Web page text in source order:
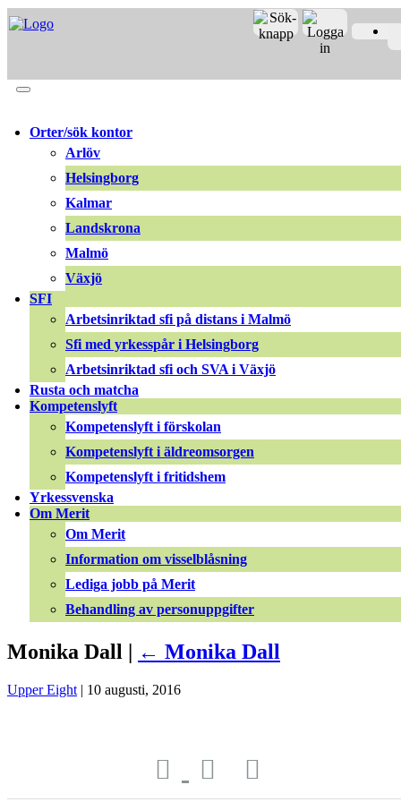
Fronter
Orter/sök kontor
Arlöv
Helsingborg
Kalmar
Landskrona
Malmö
Växjö
SFI
Arbetsinriktad sfi på distans i Malmö
Sfi med yrkesspår i Helsingborg
Arbetsinriktad sfi och SVA i Växjö
Rusta och matcha
Kompetenslyft
Kompetenslyft i förskolan
Kompetenslyft i äldreomsorgen
Kompetenslyft i fritidshem
Yrkessvenska
Om Merit
Om Merit
Information om visselblåsning
Lediga jobb på Merit
Behandling av personuppgifter
Monika Dall | ← Monika Dall
Upper Eight | 10 augusti, 2016